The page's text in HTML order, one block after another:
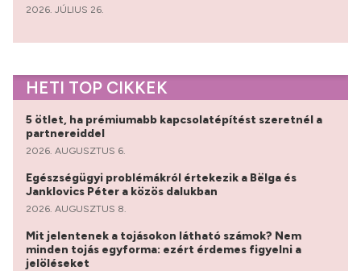
2026. JÚLIUS 26.
HETI TOP CIKKEK
5 ötlet, ha prémiumabb kapcsolatépítést szeretnél a
partnereiddel
2026. AUGUSZTUS 6.
Egészségügyi problémákról értekezik a Bëlga és
Janklovics Péter a közös dalukban
2026. AUGUSZTUS 8.
Mit jelentenek a tojásokon látható számok? Nem
minden tojás egyforma: ezért érdemes figyelni a
jelöléseket